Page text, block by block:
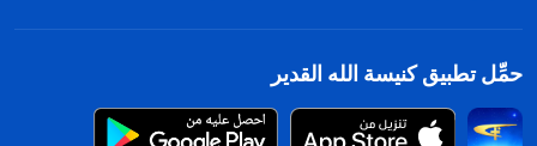
حمِّل تطبيق كنيسة الله القدير